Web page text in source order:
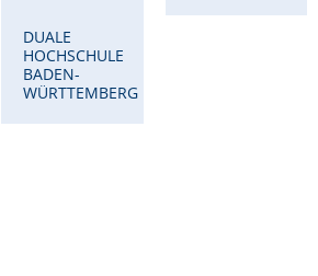
DUALE
HOCHSCHULE
BADEN-
WÜRTTEMBERG